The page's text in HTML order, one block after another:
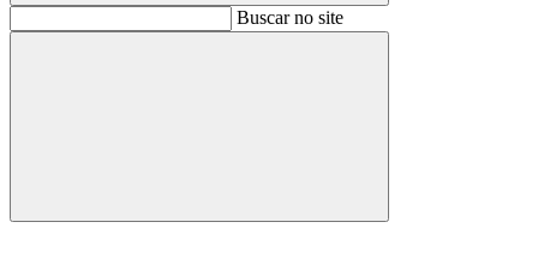
BuscarBuscar no site
Buscar